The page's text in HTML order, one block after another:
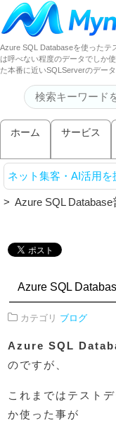
Azure SQL Databaseを使ったテ
は呼べない程度のデータでしか
た本番に近いSQLServerのデー
ホーム サービス
ネット集客・AI活用
> Azure SQL
Azure SQL
カテゴリ ブログ
Azure SQL
のですが、
これまではテスト
か使った事が